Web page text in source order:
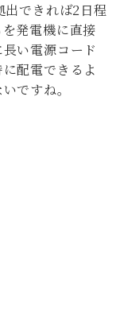
できれば2日程
発電機に直接
い電源コード
配電できるよ
ですね。